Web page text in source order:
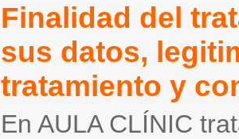
Finalidad del
sus datos,
tratamiento y
En AULA CLÍNIC